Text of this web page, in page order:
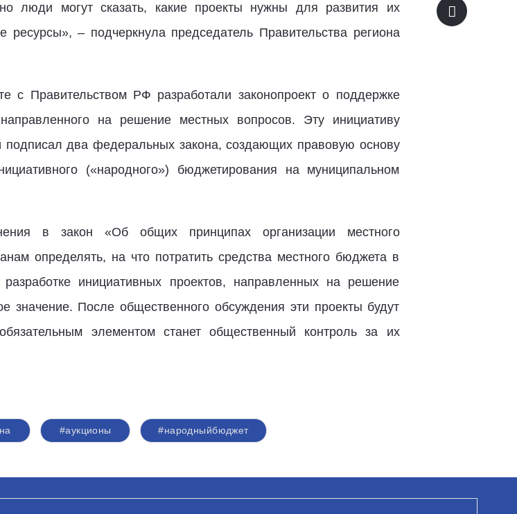
люди могут сказать, какие проекты нужны для развития их
– подчеркнула председатель Правительства региона
с Правительством РФ разработали законопроект о поддержке
на решение местных вопросов. Эту инициативу
подписал два федеральных закона, создающих правовую основу
(«народного») бюджетирования нa муниципальном
в закон «Об общих принципах организации местного
определять, нa что потратить средства местного бюджета в
инициативных проектов, направленных на решение
После общественного обсуждения эти проекты будут
элементом станет общественный контроль за их
#аукционы #народныйбюджет